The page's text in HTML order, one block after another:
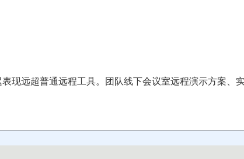
现远超普通远程工具。团队线下会议室远程演示方案、